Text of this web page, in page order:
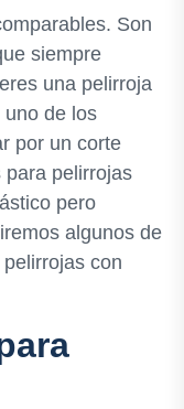
Son
siempre
una pelirroja
de los
por un corte
para pelirrojas
pero
algunos de
con